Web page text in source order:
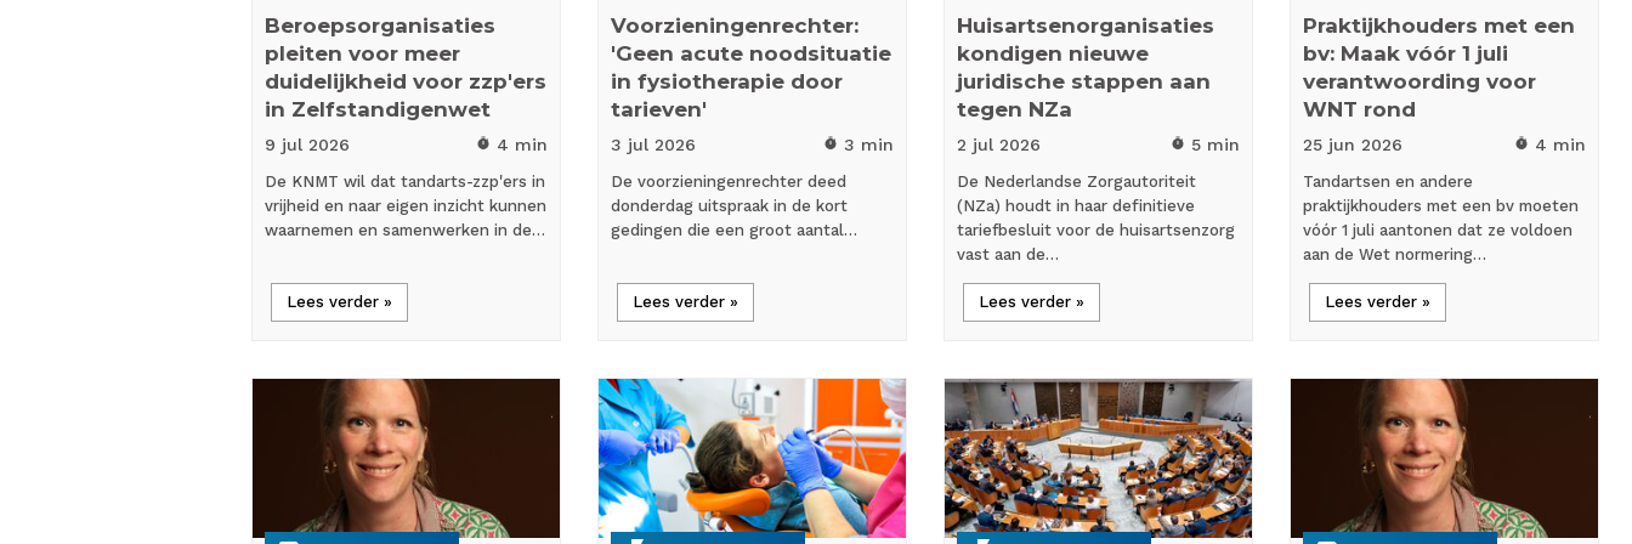
Beroepsorganisaties
pleiten voor meer
duidelijkheid voor zzp'ers
in Zelfstandigenwet
9 jul 2026 timer 4 min
De KNMT wil dat tandarts-zzp'ers in
vrijheid en naar eigen inzicht kunnen
waarnemen en samenwerken in de…
Lees verder »
Voorzieningenrechter:
'Geen acute noodsituatie
in fysiotherapie door
tarieven'
3 jul 2026 timer 3 min
De voorzieningenrechter deed
donderdag uitspraak in de kort
gedingen die een groot aantal…
Lees verder »
Huisartsenorganisaties
kondigen nieuwe
juridische stappen aan
tegen NZa
2 jul 2026 timer 5 min
De Nederlandse Zorgautoriteit
(NZa) houdt in haar definitieve
tariefbesluit voor de huisartsenzorg
vast aan de…
Lees verder »
Praktijkhouders met een
bv: Maak vóór 1 juli
verantwoording voor
WNT rond
25 jun 2026 timer 4 min
Tandartsen en andere
praktijkhouders met een bv moeten
vóór 1 juli aantonen dat ze voldoen
aan de Wet normering…
Lees verder »